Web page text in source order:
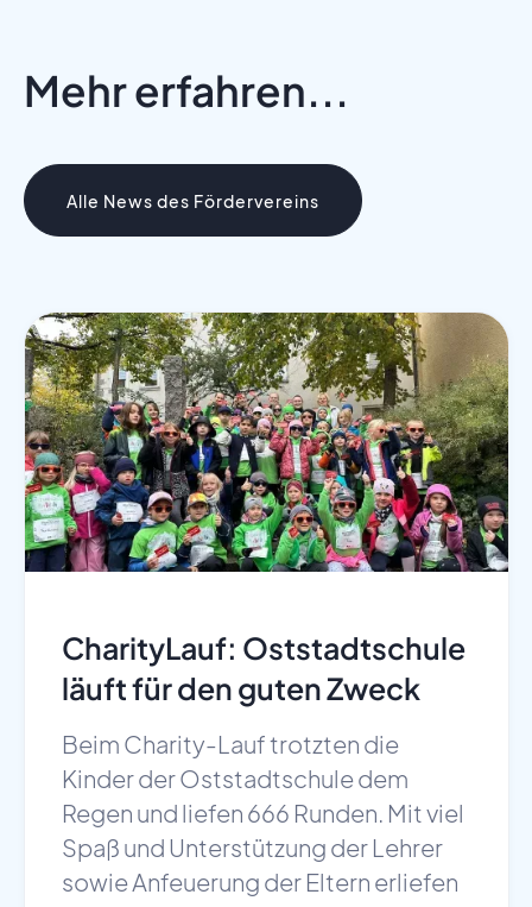
Mehr erfahren...
Alle News des Fördervereins
CharityLauf: Oststadtschule
läuft für den guten Zweck
Beim Charity-Lauf trotzten die
Kinder der Oststadtschule dem
Regen und liefen 666 Runden. Mit viel
Spaß und Unterstützung der Lehrer
sowie Anfeuerung der Eltern erliefen